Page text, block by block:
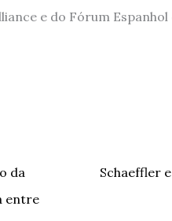
e do Fórum Espanhol
da
entre
Schaeffler